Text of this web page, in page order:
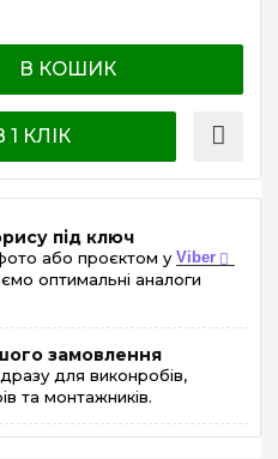
В КОШИК
КЛІК
під ключ
або проєктом у Viber
оптимальні аналоги
замовлення
для виконробів,
та монтажників.